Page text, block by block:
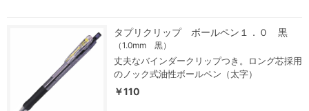
タプリクリップ ボールペン１．０ 黒
（1.0mm 黒）
丈夫なバインダークリップつき。ロング芯採用
のノック式油性ボールペン（太字）
￥110